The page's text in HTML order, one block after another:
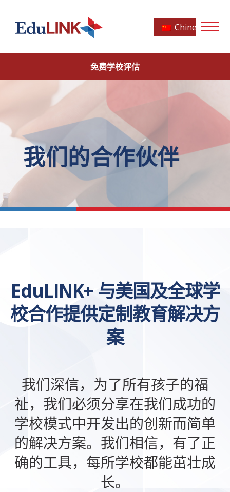
Chinese
免费学校评估
我们的合作伙伴
EduLINK+ 与美国及全球学
校合作提供定制教育解决方
案
我们深信，为了所有孩子的福
祉，我们必须分享在我们成功的
学校模式中开发出的创新而简单
的解决方案。我们相信，有了正
确的工具，每所学校都能茁壮成
长。